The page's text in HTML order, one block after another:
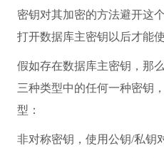
密钥对其加密的方法避开这
打开数据库主密钥以后才能使
假如存在数据库主密钥，那
三种类型中的任何一种密钥
型：
非对称密钥，使用公钥/私钥